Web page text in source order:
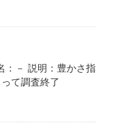
：－ 説明：豊かさ指
て調査終了